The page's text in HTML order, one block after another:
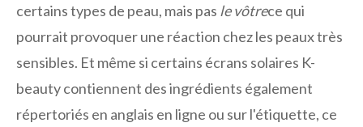
certains types de peau, mais pas le vôtrece qui
pourrait provoquer une réaction chez les peaux très
sensibles. Et même si certains écrans solaires K-
beauty contiennent des ingrédients également
répertoriés en anglais en ligne ou sur l'étiquette, ce